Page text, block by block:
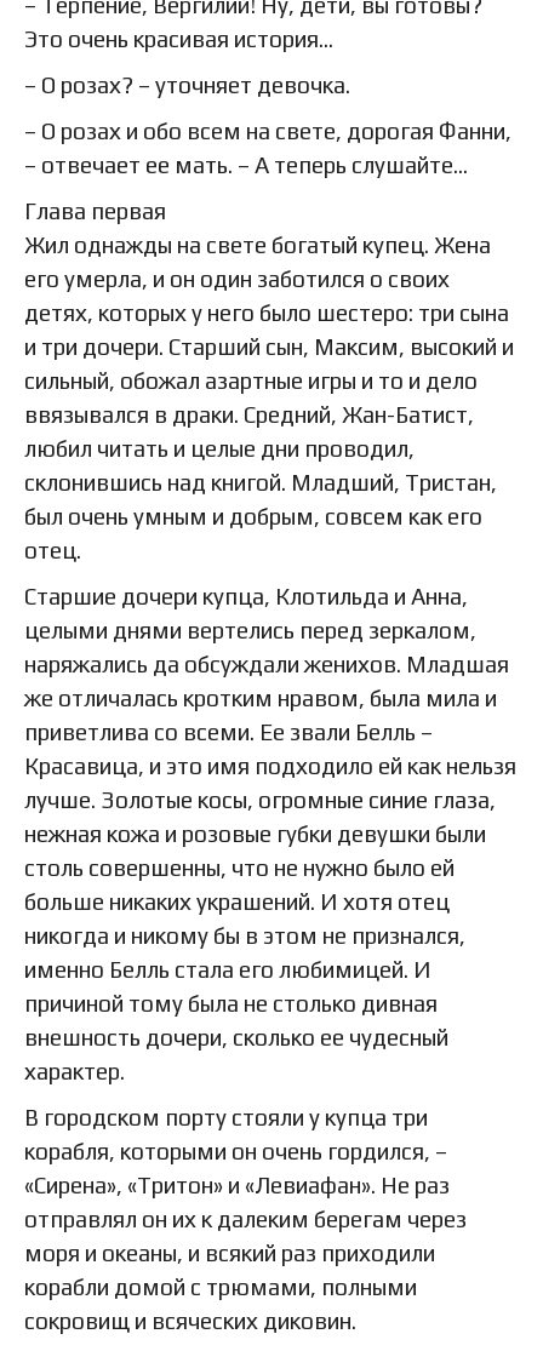
Это очень красивая история…
– О розах? – уточняет девочка.
– О розах и обо всем на свете, дорогая Фанни,
– отвечает ее мать. – А теперь слушайте…
Глава первая
Жил однажды на свете богатый купец. Жена
его умерла, и он один заботился о своих
детях, которых у него было шестеро: три сына
и три дочери. Старший сын, Максим, высокий и
сильный, обожал азартные игры и то и дело
ввязывался в драки. Средний, Жан-Батист,
любил читать и целые дни проводил,
склонившись над книгой. Младший, Тристан,
был очень умным и добрым, совсем как его
отец.
Старшие дочери купца, Клотильда и Анна,
целыми днями вертелись перед зеркалом,
наряжались да обсуждали женихов. Младшая
же отличалась кротким нравом, была мила и
приветлива со всеми. Ее звали Белль –
Красавица, и это имя подходило ей как нельзя
лучше. Золотые косы, огромные синие глаза,
нежная кожа и розовые губки девушки были
столь совершенны, что не нужно было ей
больше никаких украшений. И хотя отец
никогда и никому бы в этом не признался,
именно Белль стала его любимицей. И
причиной тому была не столько дивная
внешность дочери, сколько ее чудесный
характер.
В городском порту стояли у купца три
корабля, которыми он очень гордился, –
«Сирена», «Тритон» и «Левиафан». Не раз
отправлял он их к далеким берегам через
моря и океаны, и всякий раз приходили
корабли домой с трюмами, полными
сокровищ и всяческих диковин.